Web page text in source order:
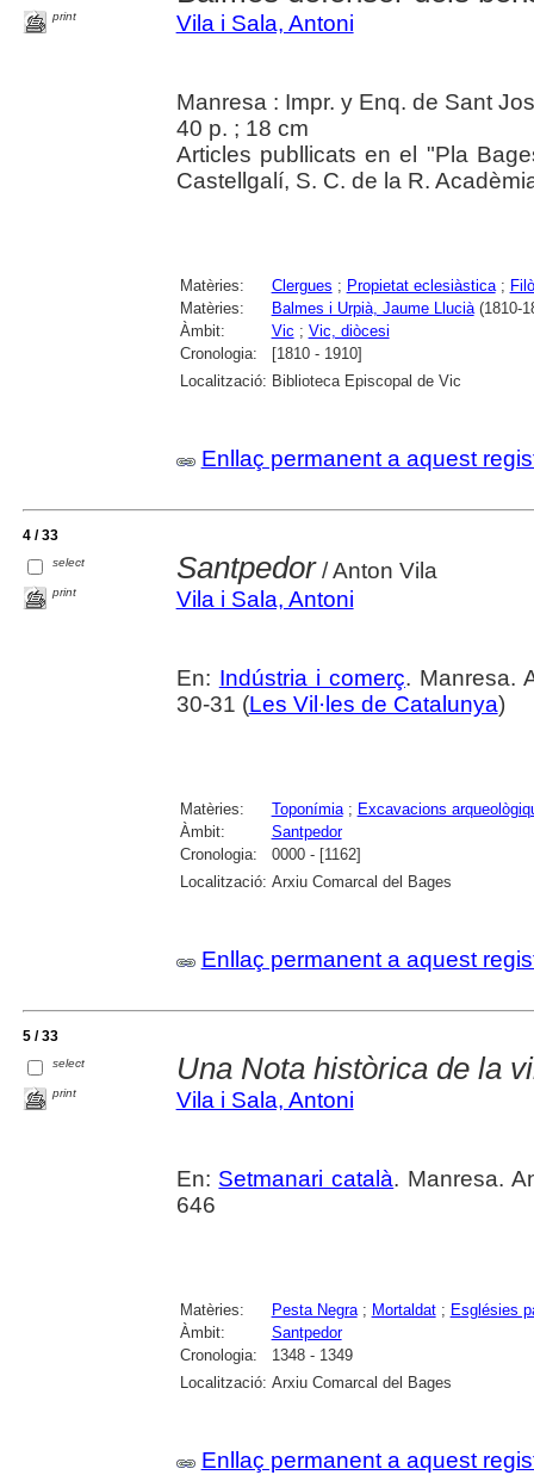
print Vila i Sala, Antoni
Manresa : Impr. y Enq. de Sant
40 p. ; 18 cm
Articles publlicats en el "Pla
Castellgalí, S. C. de la R.
Matèries: Clergues ; Propietat eclesiàstica;
Matèries:
Balmes i Urpià, Jaume Llucià(1810-
Àmbit:
Vic ; Vic, diòcesi
Cronologia:
[1810 - 1910]
Localització: Biblioteca Episcopal de Vic
Enllaç permanent a aquest
4 / 33
select
print
Santpedor/ Anton Vila
Vila i Sala, Antoni
En: Indústria i comerç. Manresa.
30-31 (Les Vil·les de Catalunya)
Matèries: Toponímia; Excavacions
Àmbit:
Santpedor
Cronologia:
0000 - [1162]
Localització: Arxiu Comarcal del Bages
Enllaç permanent a aquest
5 / 33
select
print
Una Nota històrica de la
Vila i Sala, Antoni
En: Setmanari català. Manresa.
646
Matèries: Pesta Negra; Mortaldat; Esglésies
Àmbit:
Santpedor
Cronologia:
1348 - 1349
Localització: Arxiu Comarcal del Bages
Enllaç permanent a aquest